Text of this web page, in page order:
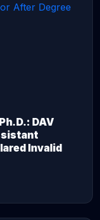
DAV
Invalid